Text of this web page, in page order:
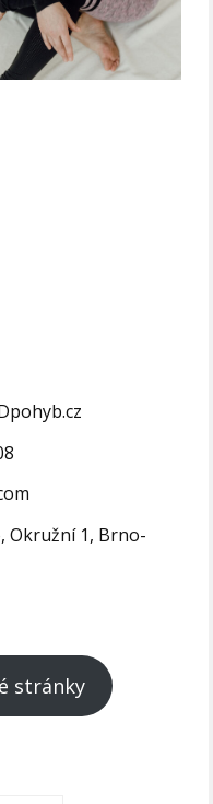
Okružní 1, Brno-
stránky